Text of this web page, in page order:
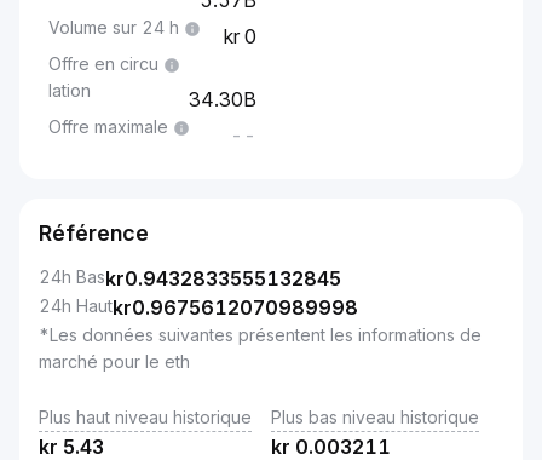
Volume sur 24 h 0
Offre en circu
lation
34.30B
Offre maximale --
Référence
24h Baskr0.9432833555132845
24h Hautkr0.9675612070989998
*Les données suivantes présentent les informations de
marché pour le eth
Plus haut niveau historique
kr 5.43
Plus bas niveau historique
kr 0.003211